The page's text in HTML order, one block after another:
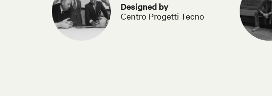
Designed by
Centro Progetti Tecno